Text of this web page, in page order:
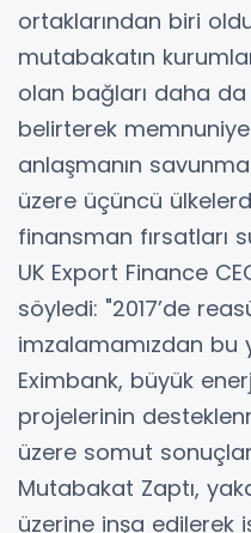
ortaklarından biri
mutabakatın
olan bağları daha da
belirterek
anlaşmanın
üzere üçüncü
finansman fırsatları
UK Export Finance
söyledi: "2017’de
imzalamamızdan bu
Eximbank, büyük
projelerinin
üzere somut
Mutabakat Zaptı,
üzerine inşa edilerek